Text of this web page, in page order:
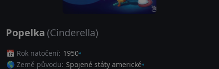
Popelka (Cinderella)
📅 Rok natočení: 1950
🌎 Země původu: Spojené státy americké